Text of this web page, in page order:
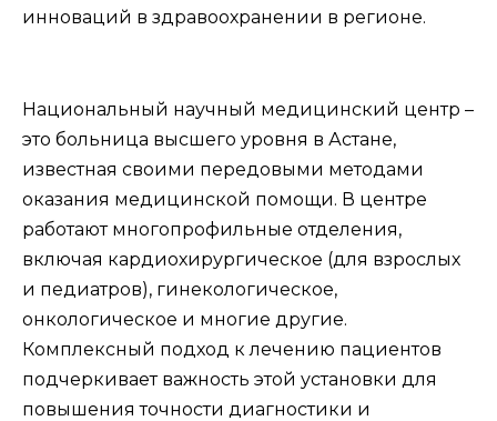
инноваций в здравоохранении в регионе.
Национальный научный медицинский центр –
это больница высшего уровня в Астане,
известная своими передовыми методами
оказания медицинской помощи. В центре
работают многопрофильные отделения,
включая кардиохирургическое (для взрослых
и педиатров), гинекологическое,
онкологическое и многие другие.
Комплексный подход к лечению пациентов
подчеркивает важность этой установки для
повышения точности диагностики и